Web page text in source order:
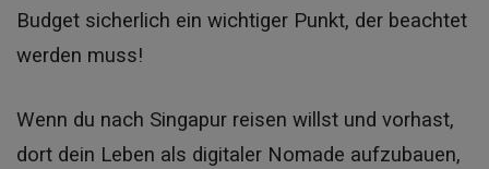
Budget sicherlich ein wichtiger Punkt, der beachtet
werden muss!
Wenn du nach Singapur reisen willst und vorhast,
dort dein Leben als digitaler Nomade aufzubauen,